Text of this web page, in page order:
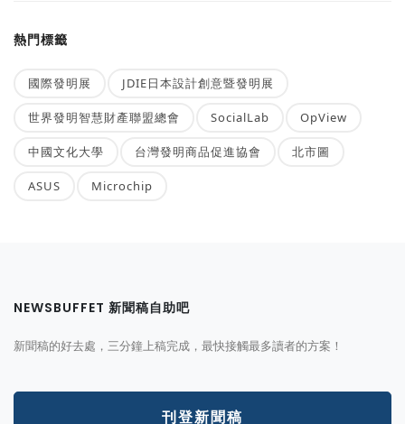
熱門標籤
國際發明展 JDIE日本設計創意暨發明展
世界發明智慧財產聯盟總會 SocialLab OpView
中國文化大學 台灣發明商品促進協會 北市圖
ASUS Microchip
NEWSBUFFET 新聞稿自助吧
新聞稿的好去處，三分鐘上稿完成，最快接觸最多讀者的方案！
刊登新聞稿